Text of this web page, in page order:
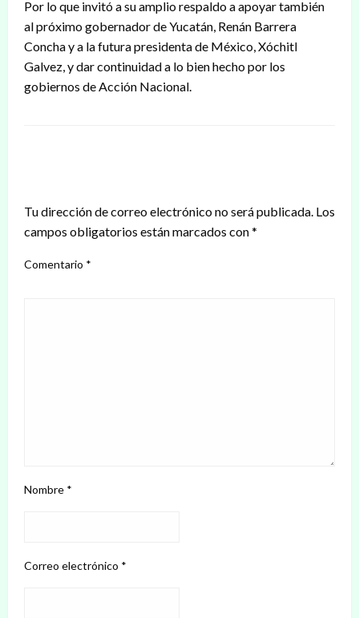
Por lo que invitó a su amplio respaldo a apoyar también
al próximo gobernador de Yucatán, Renán Barrera
Concha y a la futura presidenta de México, Xóchitl
Galvez, y dar continuidad a lo bien hecho por los
gobiernos de Acción Nacional.
Tu dirección de correo electrónico no será publicada. Los
campos obligatorios están marcados con*
Comentario *
Nombre *
Correo electrónico *